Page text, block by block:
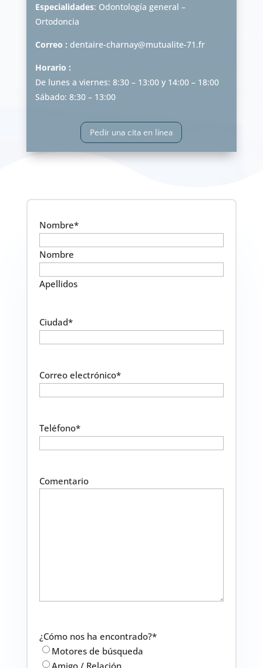
Especialidades: Odontología general –
Ortodoncia
Correo : dentaire-charnay@mutualite-71.fr
Horario :
De lunes a viernes: 8:30 – 13:00 y 14:00 – 18:00
Sábado: 8:30 – 13:00
Pedir una cita en línea
Nombre*
Nombre
Apellidos
Ciudad*
Correo electrónico*
Teléfono*
Comentario
¿Cómo nos ha encontrado?*
Motores de búsqueda